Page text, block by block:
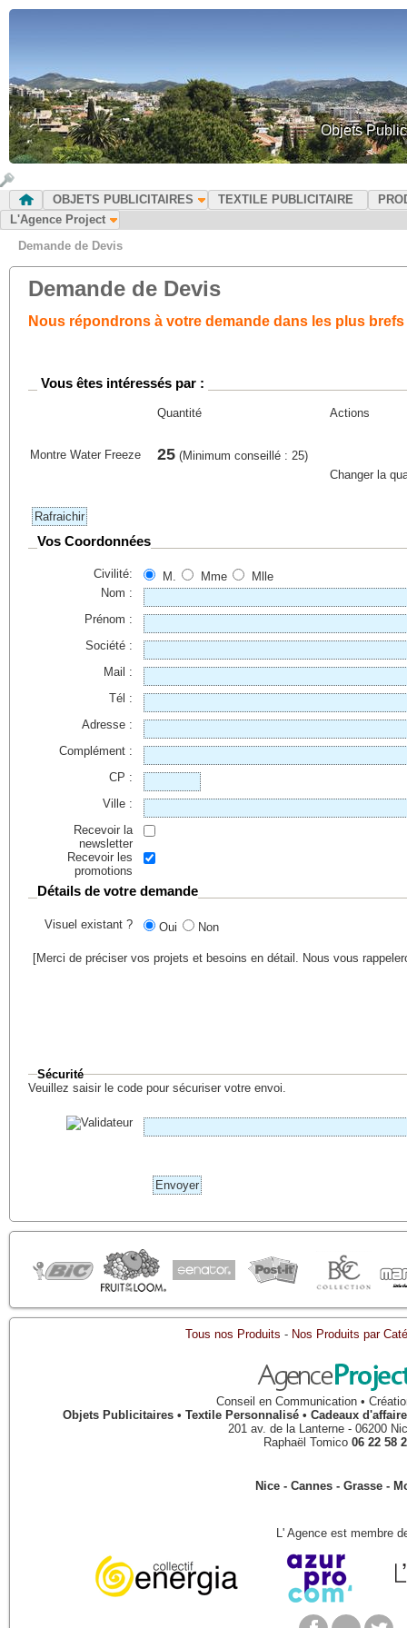
Objets
OBJETS PUBLICITAIRES TEXTILE PUBLICITAIRE
L'Agence Project
Demande de Devis
Demande de Devis
Nous répondrons à votre demande dans les plus brefs
Vous êtes intéressés par :
Quantité Actions
Montre Water Freeze 25 (Minimum conseillé : 25)
Changer la
Vos Coordonnées
Civilité: M. Mme
Mlle
Nom :
Prénom :
Société :
Mail :
Tél :
Adresse :
Complément :
CP :
Ville :
Recevoir la
newsletter
Recevoir les
promotions
Détails de votre demande
Visuel existant ? Oui Non
[Merci de préciser vos projets et besoins en détail. Nous vous
Sécurité
Veuillez saisir le code pour sécuriser votre envoi.
Tous nos Produits - Nos Produits par
Conseil en Communication •
Objets Publicitaires • Textile Personnalisé • Cadeaux
201 av. de la Lanterne - 06200
Raphaël Tomico 06 22 58
Nice - Cannes - Grasse -
L' Agence est membre